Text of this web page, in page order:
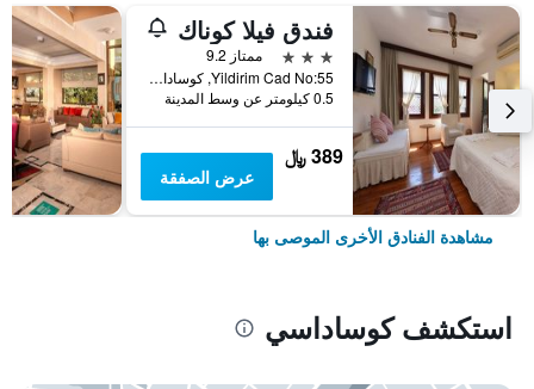
فندق فيلا كوناك
3 نجوم
ممتاز 9.2
Yildirim Cad No:55, كوساداسي, تركيا
0.5 كيلومتر عن وسط المدينة
389 ﷼
عرض الصفقة
مشاهدة الفنادق الأخرى الموصى بها
استكشف كوساداسي